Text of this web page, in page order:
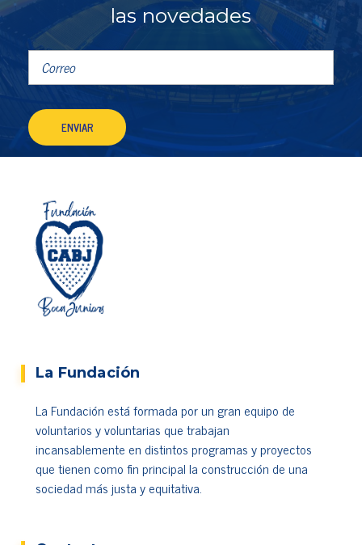
las novedades
La Fundación
La Fundación está formada por un gran equipo de
voluntarios y voluntarias que trabajan
incansablemente en distintos programas y proyectos
que tienen como fin principal la construcción de una
sociedad más justa y equitativa.